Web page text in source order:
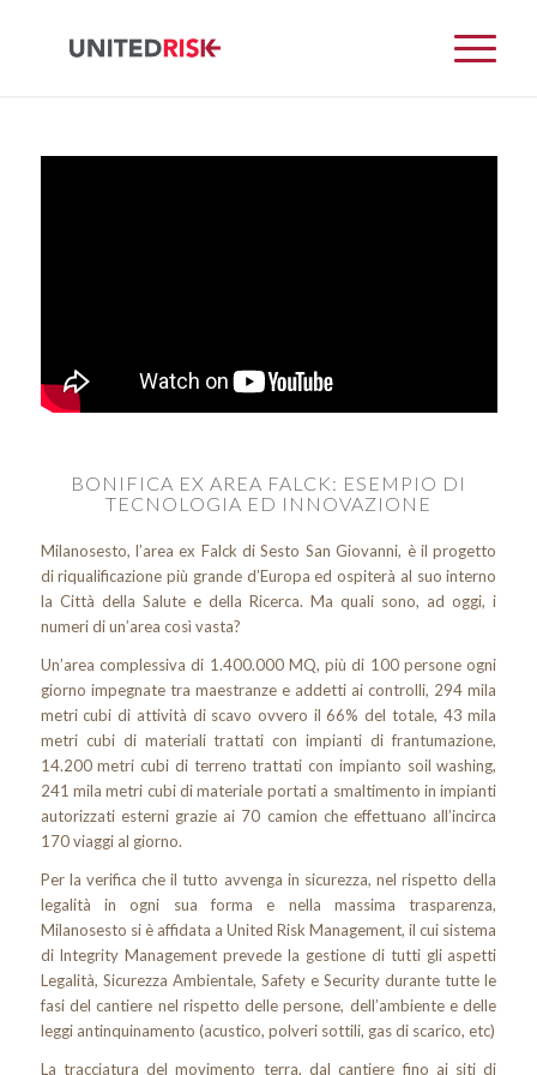
BONIFICA EX AREA FALCK: ESEMPIO DI
TECNOLOGIA ED INNOVAZIONE
Milanosesto, l’area ex Falck di Sesto San Giovanni, è il progetto
di riqualificazione più grande d’Europa ed ospiterà al suo interno
la Città della Salute e della Ricerca. Ma quali sono, ad oggi, i
numeri di un’area così vasta?
Un’area complessiva di 1.400.000 MQ, più di 100 persone ogni
giorno impegnate tra maestranze e addetti ai controlli, 294 mila
metri cubi di attività di scavo ovvero il 66% del totale, 43 mila
metri cubi di materiali trattati con impianti di frantumazione,
14.200 metri cubi di terreno trattati con impianto soil washing,
241 mila metri cubi di materiale portati a smaltimento in impianti
autorizzati esterni grazie ai 70 camion che effettuano all’incirca
170 viaggi al giorno.
Per la verifica che il tutto avvenga in sicurezza, nel rispetto della
legalità in ogni sua forma e nella massima trasparenza,
Milanosesto si è affidata a United Risk Management, il cui sistema
di Integrity Management prevede la gestione di tutti gli aspetti
Legalità, Sicurezza Ambientale, Safety e Security durante tutte le
fasi del cantiere nel rispetto delle persone, dell’ambiente e delle
leggi antinquinamento (acustico, polveri sottili, gas di scarico, etc)
La tracciatura del movimento terra, dal cantiere fino ai siti di